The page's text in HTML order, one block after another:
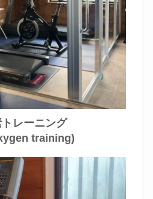
レーニング
training)